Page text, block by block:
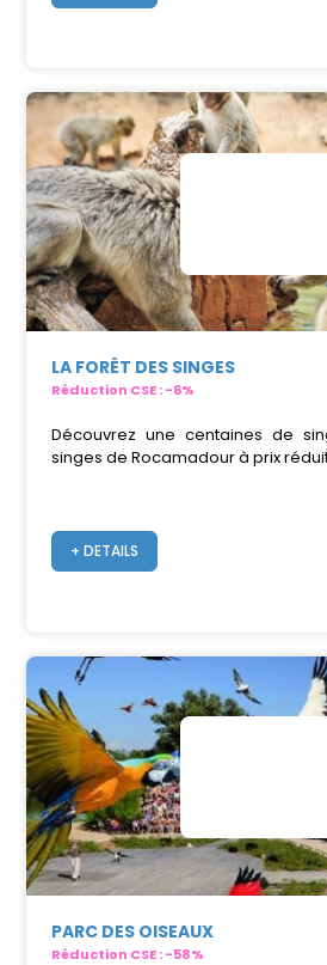
LA FORÊT DES SINGES
Réduction CSE : -6%
Découvrez une centaines de
singes de Rocamadour à prix
+ DETAILS
PARC DES OISEAUX
Réduction CSE : -58%